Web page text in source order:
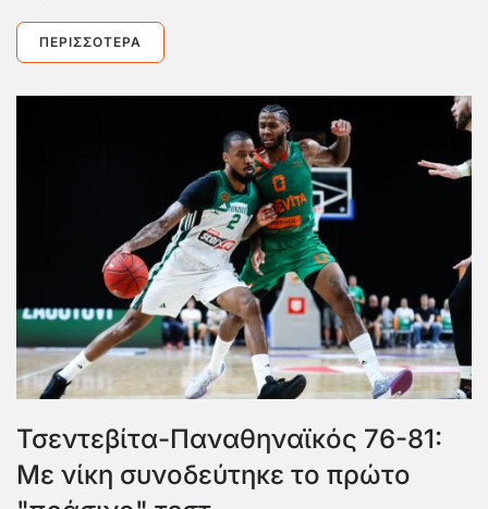
ΠΕΡΙΣΣΌΤΕΡΑ
Τσεντεβίτα-Παναθηναϊκός 76-81:
Με νίκη συνοδεύτηκε το πρώτο